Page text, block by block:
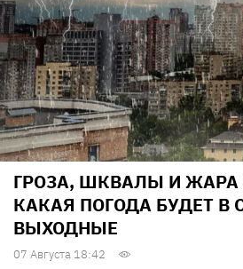
ГРОЗА, ШКВАЛЫ И ЖАРА
КАКАЯ ПОГОДА БУДЕТ В
ВЫХОДНЫЕ
07 Августа 18:42